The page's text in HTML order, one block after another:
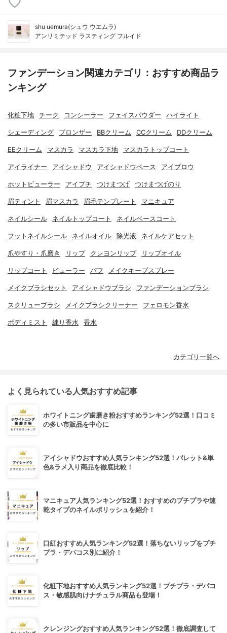
shu uemura(シュウ ウエムラ)
アンリミテッド ラスティング フルイド
ファンデーション関連カテゴリ：おすすめ商品ラ
ンキング
化粧下地 チーク コンシーラー フェイスパウダー ハイライト
シェーディング ブロンザー BBクリーム CCクリーム DDクリーム
EEクリーム マスカラ マスカラ下地 マスカラトップコート
アイライナー アイシャドウ アイシャドウベース アイブロウ
ホットビューラー アイプチ つけまつげ つけまつげのり
眉ティント 眉マスカラ 眉毛テンプレート マニキュア
ネイルシール ネイルトップコート ネイルベースコート
フットネイルシール ネイルオイル 除光液 ネイルケアセット
爪やすり・爪磨き リップ クレヨンリップ リップオイル
リップコート ビューラー パフ メイクキープスプレー
メイクブラシセット アイシャドウブラシ ファンデーションブラシ
スクリューブラシ メイクブラシクリーナー フェロモン香水
ボディミスト 練り香水 香水
カテゴリ一覧へ
よく見られている人気おすすめ記事
ホワイトニング歯磨き粉おすすめランキング52選！口コミ
の多い市販品を中心に
アイシャドウおすすめ人気ランキング52選！パレット&単
色&ラメ入り商品を徹底比較！
マニキュア人気ランキング52選！おすすめのプチプラや速
乾タイプのネイルポリッシュを紹介！
口紅おすすめ人気ランキング52選！落ちないリップをプチ
プラ・デパコス別に紹介！
化粧下地おすすめ人気ランキング52選！プチプラ・デパコ
ス・敏感肌向けナチュラル商品も登場！
クレンジングおすすめ人気ランキング52選！徹底調査して